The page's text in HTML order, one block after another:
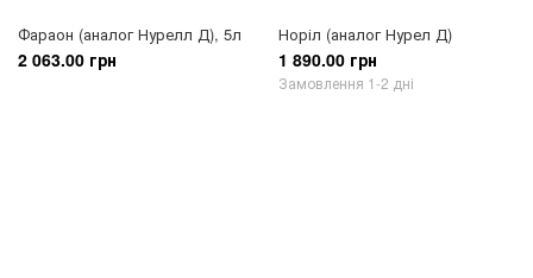
Фараон (аналог Нурелл Д), 5л
2 063.00 грн
Норіл (аналог Нурел Д)
1 890.00 грн
Замовлення 1-2 дні